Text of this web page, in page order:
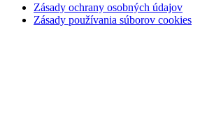
Zásady ochrany osobných údajov
Zásady používania súborov cookies